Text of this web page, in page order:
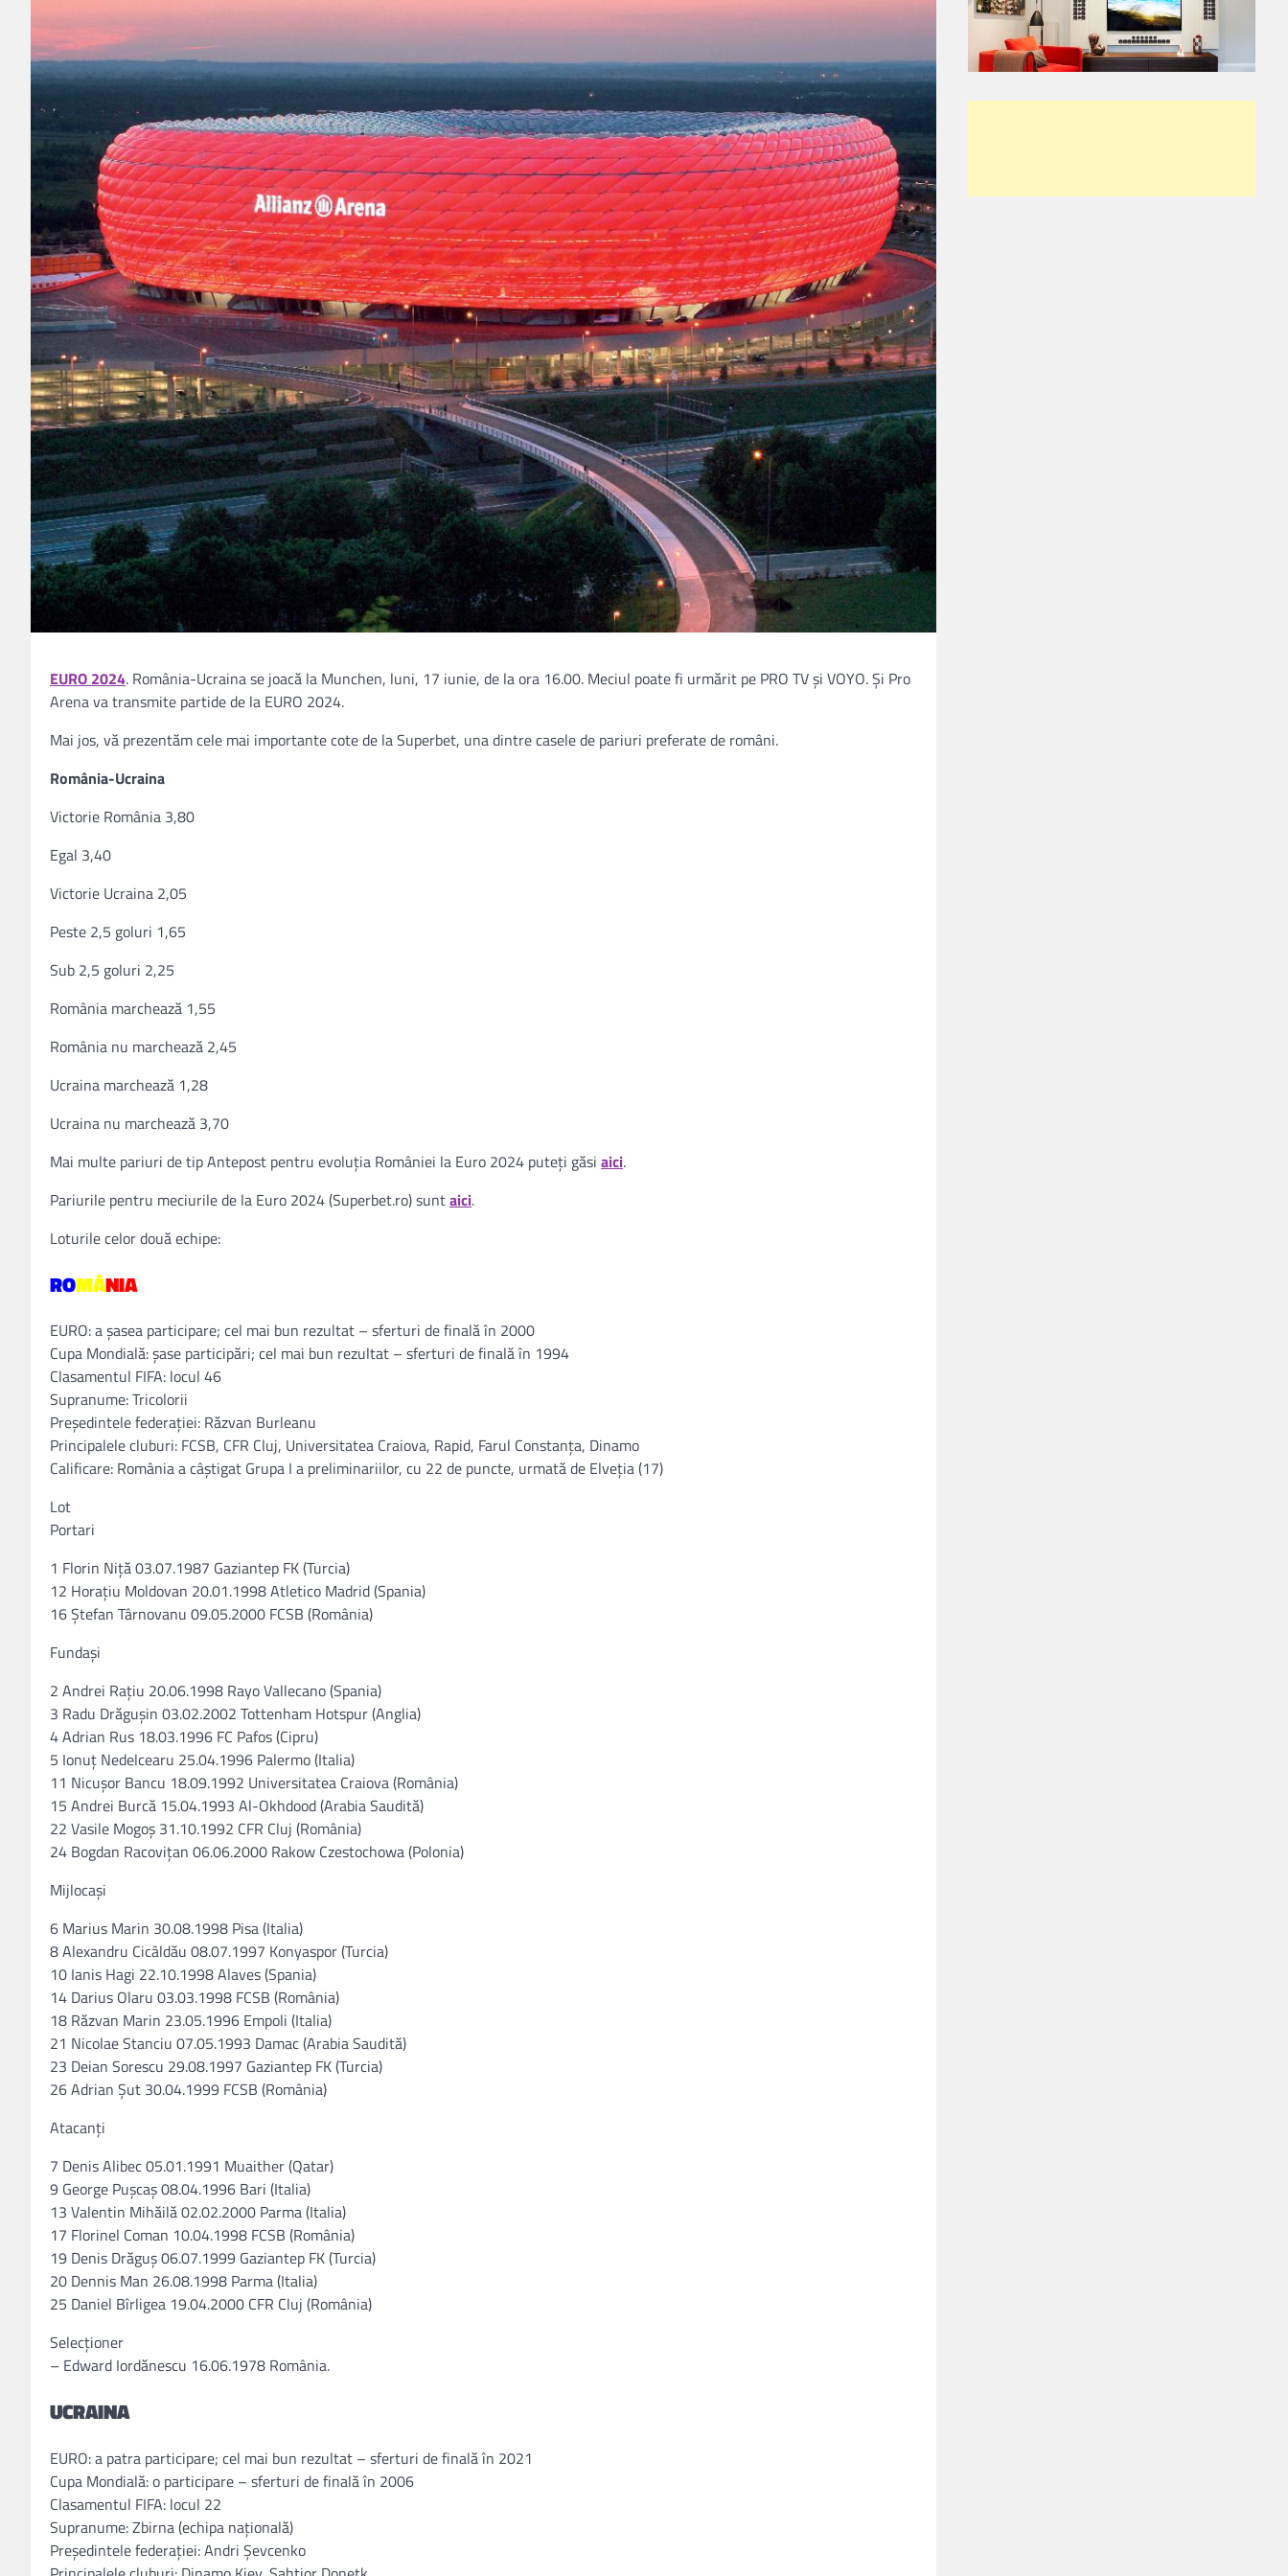
EURO 2024. România-Ucraina se joacă la Munchen, luni, 17 iunie, de la ora 16.00. Meciul poate fi urmărit pe PRO TV şi VOYO. Şi Pro
Arena va transmite partide de la EURO 2024.
Mai jos, vă prezentăm cele mai importante cote de la Superbet, una dintre casele de pariuri preferate de români.
România-Ucraina
Victorie România 3,80
Egal 3,40
Victorie Ucraina 2,05
Peste 2,5 goluri 1,65
Sub 2,5 goluri 2,25
România marchează 1,55
România nu marchează 2,45
Ucraina marchează 1,28
Ucraina nu marchează 3,70
Mai multe pariuri de tip Antepost pentru evoluţia României la Euro 2024 puteţi găsi aici.
Pariurile pentru meciurile de la Euro 2024 (Superbet.ro) suntaici.
Loturile celor două echipe:
ROMÂNIA
EURO: a şasea participare; cel mai bun rezultat – sferturi de finală în 2000
Cupa Mondială: şase participări; cel mai bun rezultat – sferturi de finală în 1994
Clasamentul FIFA: locul 46
Supranume: Tricolorii
Preşedintele federaţiei: Răzvan Burleanu
Principalele cluburi: FCSB, CFR Cluj, Universitatea Craiova, Rapid, Farul Constanţa, Dinamo
Calificare: România a câştigat Grupa I a preliminariilor, cu 22 de puncte, urmată de Elveţia (17)
Lot
Portari
1 Florin Niţă 03.07.1987 Gaziantep FK (Turcia)
12 Horaţiu Moldovan 20.01.1998 Atletico Madrid (Spania)
16 Ştefan Târnovanu 09.05.2000 FCSB (România)
Fundaşi
2 Andrei Raţiu 20.06.1998 Rayo Vallecano (Spania)
3 Radu Drăguşin 03.02.2002 Tottenham Hotspur (Anglia)
4 Adrian Rus 18.03.1996 FC Pafos (Cipru)
5 Ionuţ Nedelcearu 25.04.1996 Palermo (Italia)
11 Nicuşor Bancu 18.09.1992 Universitatea Craiova (România)
15 Andrei Burcă 15.04.1993 Al-Okhdood (Arabia Saudită)
22 Vasile Mogoş 31.10.1992 CFR Cluj (România)
24 Bogdan Racoviţan 06.06.2000 Rakow Czestochowa (Polonia)
Mijlocaşi
6 Marius Marin 30.08.1998 Pisa (Italia)
8 Alexandru Cicâldău 08.07.1997 Konyaspor (Turcia)
10 Ianis Hagi 22.10.1998 Alaves (Spania)
14 Darius Olaru 03.03.1998 FCSB (România)
18 Răzvan Marin 23.05.1996 Empoli (Italia)
21 Nicolae Stanciu 07.05.1993 Damac (Arabia Saudită)
23 Deian Sorescu 29.08.1997 Gaziantep FK (Turcia)
26 Adrian Şut 30.04.1999 FCSB (România)
Atacanţi
7 Denis Alibec 05.01.1991 Muaither (Qatar)
9 George Puşcaş 08.04.1996 Bari (Italia)
13 Valentin Mihăilă 02.02.2000 Parma (Italia)
17 Florinel Coman 10.04.1998 FCSB (România)
19 Denis Drăguş 06.07.1999 Gaziantep FK (Turcia)
20 Dennis Man 26.08.1998 Parma (Italia)
25 Daniel Bîrligea 19.04.2000 CFR Cluj (România)
Selecţioner
– Edward Iordănescu 16.06.1978 România.
UCRAINA
EURO: a patra participare; cel mai bun rezultat – sferturi de finală în 2021
Cupa Mondială: o participare – sferturi de finală în 2006
Clasamentul FIFA: locul 22
Supranume: Zbirna (echipa naţională)
Preşedintele federaţiei: Andri Şevcenko